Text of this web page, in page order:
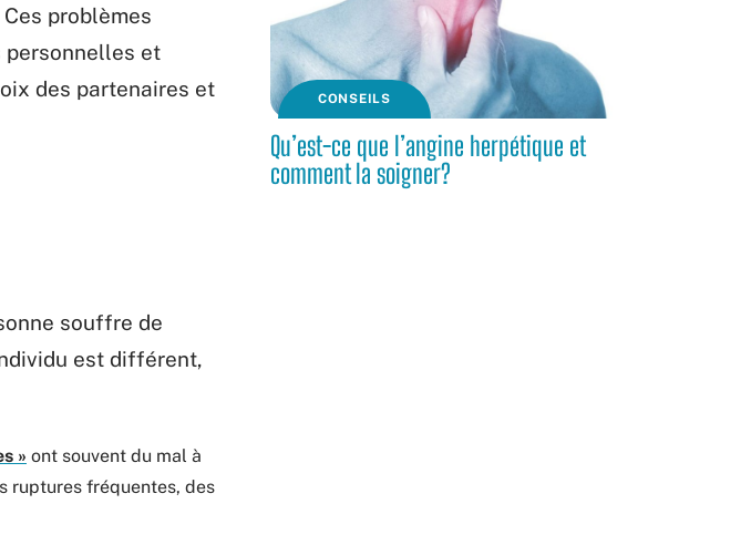
problèmes
et
des partenaires et
souffre de
est différent,
» ont souvent du mal à
ruptures fréquentes, des
CONSEILS
Qu’est-ce que l’angine herpétique et
comment la soigner?